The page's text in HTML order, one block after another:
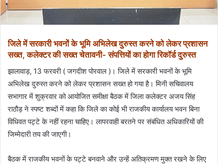
जिले में सरकारी भवनों के भूमि अभिलेख दुरुस्त करने को लेकर प्रशासन
सख्त, कलेक्टर की सख्त चेतावनी- संपत्तियों का होगा रिकॉर्ड दुरुस्त
झालावाड़, 13 फरवरी ( जगदीश पोरवाल )। जिले में सरकारी भवनों के भूमि
अभिलेख दुरुस्त करने को लेकर प्रशासन सख्त हो गया है। मिनी सचिवालय
सभागार में शुक्रवार को आयोजित समीक्षा बैठक में जिला कलेक्टर अजय सिंह
राठौड़ ने स्पष्ट शब्दों में कहा कि जिले का कोई भी राजकीय कार्यालय भवन बिना
विधिवत पट्टे के नहीं रहना चाहिए। लापरवाही बरतने पर संबंधित अधिकारियों की
जिम्मेदारी तय की जाएगी।
बैठक में राजकीय भवनों के पट्टे बनवाने और उन्हें अतिक्रमण मुक्त रखने के लिए